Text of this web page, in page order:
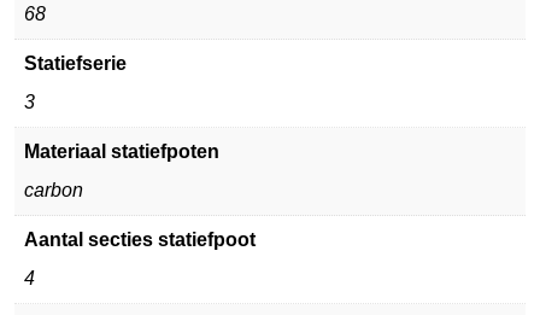
68
Statiefserie
3
Materiaal statiefpoten
carbon
Aantal secties statiefpoot
4